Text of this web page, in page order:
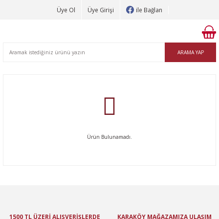
Üye Ol Üye Girişi ile Bağlan
ARAMA YAP
Ürün Bulunamadı.
1500 TL ÜZERİ ALIŞVERİŞLERDE KARAKÖY MAĞAZAMIZA ULAŞIM